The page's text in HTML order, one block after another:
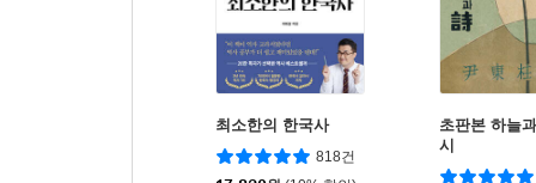
최소한의 한국사
818건
초판본 하늘
시